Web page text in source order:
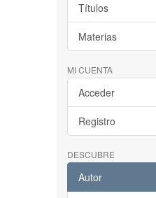
Títulos
Materias
MI CUENTA
Acceder
Registro
DESCUBRE
Autor